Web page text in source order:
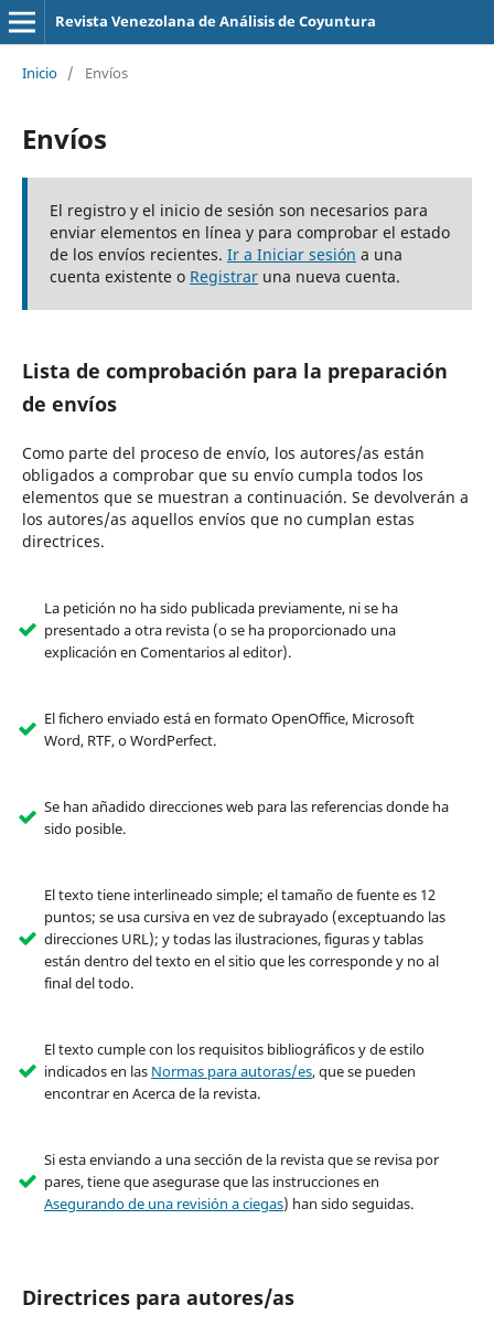
Revista Venezolana de Análisis de Coyuntura
Inicio / Envíos
Envíos
El registro y el inicio de sesión son necesarios para
enviar elementos en línea y para comprobar el estado
de los envíos recientes. Ir a Iniciar sesión a una
cuenta existente o Registraruna nueva cuenta.
Lista de comprobación para la preparación
de envíos
Como parte del proceso de envío, los autores/as están
obligados a comprobar que su envío cumpla todos los
elementos que se muestran a continuación. Se devolverán a
los autores/as aquellos envíos que no cumplan estas
directrices.
La petición no ha sido publicada previamente, ni se ha
presentado a otra revista (o se ha proporcionado una
explicación en Comentarios al editor).
El fichero enviado está en formato OpenOffice, Microsoft
Word, RTF, o WordPerfect.
Se han añadido direcciones web para las referencias donde ha
sido posible.
El texto tiene interlineado simple; el tamaño de fuente es 12
puntos; se usa cursiva en vez de subrayado (exceptuando las
direcciones URL); y todas las ilustraciones, figuras y tablas
están dentro del texto en el sitio que les corresponde y no al
final del todo.
El texto cumple con los requisitos bibliográficos y de estilo
indicados en las Normas para autoras/es, que se pueden
encontrar en Acerca de la revista.
Si esta enviando a una sección de la revista que se revisa por
pares, tiene que asegurase que las instrucciones en
Asegurando de una revisión a ciegas) han sido seguidas.
Directrices para autores/as